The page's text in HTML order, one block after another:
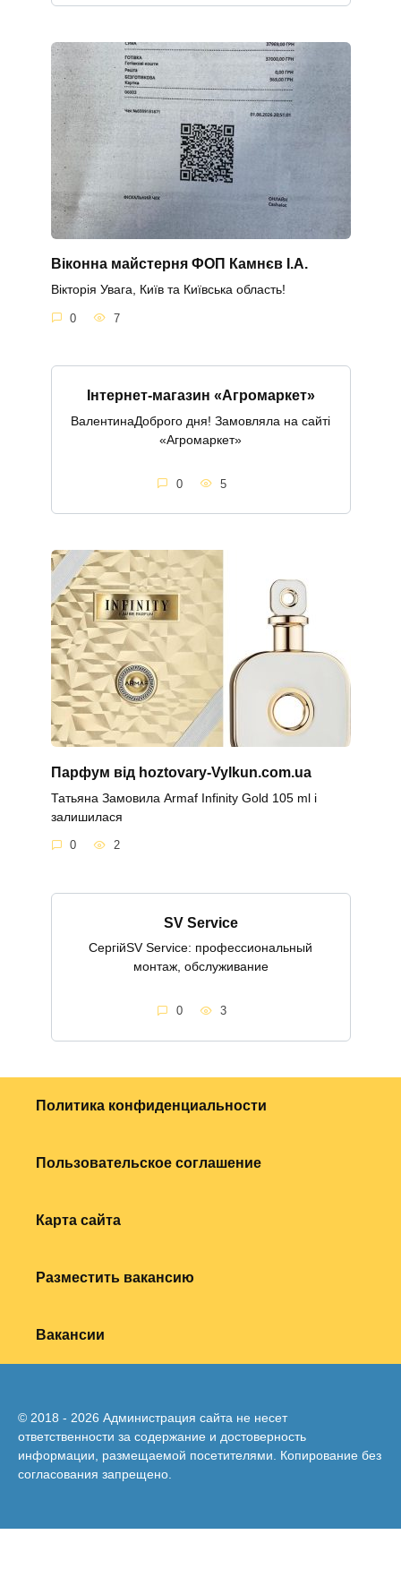
Віконна майстерня ФОП Камнєв І.А.
Вікторія Увага, Київ та Київська область!
0 7
Інтернет-магазин «Агромаркет»
ВалентинаДоброго дня! Замовляла на сайті
«Агромаркет»
0 5
Парфум від hoztovary-Vylkun.com.ua
Татьяна Замовила Armaf Infinity Gold 105 ml і
залишилася
0 2
SV Service
СергійSV Service: профессиональный
монтаж, обслуживание
0 3
Политика конфиденциальности
Пользовательское соглашение
Карта сайта
Разместить вакансию
Вакансии
© 2018 - 2026 Администрация сайта не несет
ответственности за содержание и достоверность
информации, размещаемой посетителями. Копирование без
согласования запрещено.